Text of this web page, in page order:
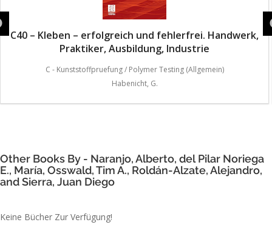
C40 – Kleben – erfolgreich und fehlerfrei. Handwerk,
Praktiker, Ausbildung, Industrie
C - Kunststoffpruefung / Polymer Testing (Allgemein)
Habenicht, G.
Other Books By - Naranjo, Alberto, del Pilar Noriega
E., María, Osswald, Tim A., Roldán-Alzate, Alejandro,
and Sierra, Juan Diego
Keine Bücher Zur Verfügung!